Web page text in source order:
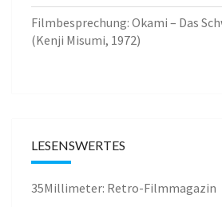
Filmbesprechung: Okami – Das
(Kenji Misumi, 1972)
LESENSWERTES
35Millimeter: Retro-Filmmagazin